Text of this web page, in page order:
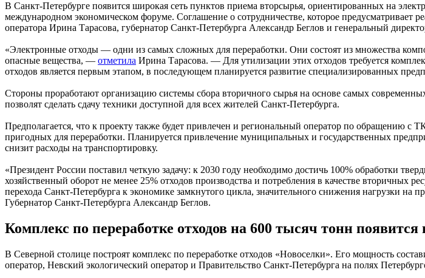
В Санкт-Петербурге появится широкая сеть пунктов приема вторсырья, ориентированных на
международном экономическом форуме. Соглашение о сотрудничестве, которое предусматривает
оператора Ирина Тарасова, губернатор Санкт-Петербурга Александр Беглов и генеральный
«Электронные отходы — одни из самых сложных для переработки. Они состоят из множества
опасные вещества, — отметила Ирина Тарасова. — Для утилизации этих отходов требуется
отходов является первым этапом, в последующем планируется развитие специализированных
Стороны проработают организацию системы сбора вторичного сырья на основе самых
позволят сделать сдачу техники доступной для всех жителей Санкт-Петербурга.
Предполагается, что к проекту также будет привлечен и региональный оператор по обращению
пригодных для переработки. Планируется привлечение муниципальных и государственных
снизит расходы на транспортировку.
«Президент России поставил четкую задачу: к 2030 году необходимо достичь 100% обработки
хозяйственный оборот не менее 25% отходов производства и потребления в качестве вторичных
перехода Санкт-Петербурга к экономике замкнутого цикла, значительного снижения нагрузки
Губернатор Санкт-Петербурга Александр Беглов.
Комплекс по переработке отходов на 600 тысяч тонн
В Северной столице построят комплекс по переработке отходов «Новоселки». Его мощность
оператор, Невский экологический оператор и Правительство Санкт-Петербурга на полях